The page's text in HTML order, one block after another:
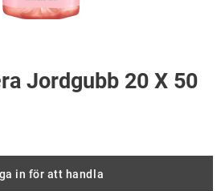
Jordgubb 20 X 50
in för att handla